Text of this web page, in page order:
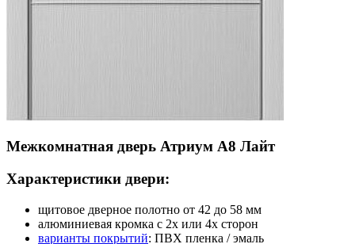
Межкомнатная дверь Атриум А8 Лайт
Характеристики двери:
щитовое дверное полотно от 42 до 58 мм
алюминиевая кромка с 2х или 4х сторон
варианты покрытий: ПВХ пленка / эмаль